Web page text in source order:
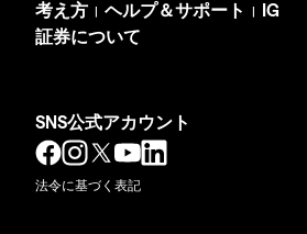
考え方 | ヘルプ＆サポート | IG
証券について
SNS公式アカウント
法令に基づく表記